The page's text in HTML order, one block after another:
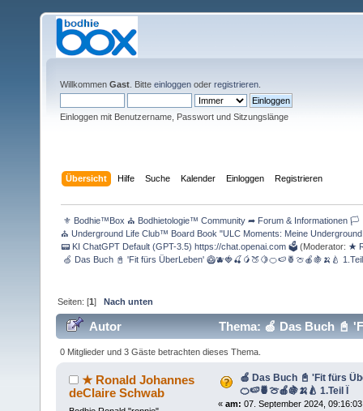
Willkommen Gast . Bitte einloggen oder registrieren
Einloggen mit Benutzername, Passwort und Sitzungslänge
Übersicht Hilfe Suche Kalender Einloggen Registrieren
⚜ Bodhie™Box ⛪ Bodhietologie™ Community ➦ Forum & Informationen
⛪ Underground Life Club™ Board Book "ULC Moments: Meine
📟 KI ChatGPT Default (GPT-3.5) https://chat.openai.com 🗳 (Moderator: ★
🍏 Das Buch 📓 'Fit fürs ÜberLeben' 🥝🫐🍓🍒🥭🍑🍋🍊🍉🍍🍈🍎🍇🍌🍐
Seiten: [1]Nach unten
Autor
Thema: 🍏 Das Buch 📓
(Gelesen 13430 mal)
0 Mitglieder und 3 Gäste betrachten dieses Thema.
★ Ronald Johannes
deClaire Schwab
🍏 Das Buch 📓 'Fit fürs
🍊🍉🍍🍈🍎🍇🍌🍐 1.Teil Ï
« am: 07. September 2024,